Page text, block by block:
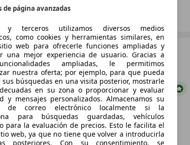
200
€ 24.490 Súper oferta
de página avanzadas
y terceros utilizamos diversos medios
como cookies y herramientas similares, en
web para ofrecerle funciones ampliadas y
una mejor experiencia de usuario. Gracias a
ampliadas, le permitimos
nuestra oferta; por ejemplo, para que pueda
búsquedas en una visita posterior, mostrarle
en su zona o proporcionar y evaluar
y mensajes personalizados. Almacenamos su
de correo electrónico localmente si la
para búsquedas guardadas, vehículos
para la evaluación de precios. Esto le facilita el
web, ya que no tiene que volver a introducirla
posteriores. Con su consentimiento, se